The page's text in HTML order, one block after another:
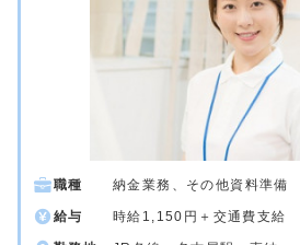
職種 納金業務、その他資料準備
給与 時給1,150円＋交通費支給